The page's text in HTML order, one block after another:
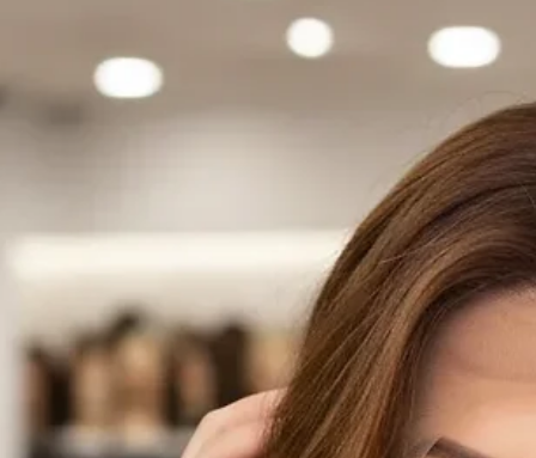
per offrirti il massimo dell'invisibilità: il sistema Modul Ca